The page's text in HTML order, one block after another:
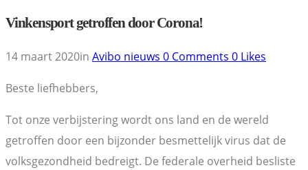
Vinkensport getroffen door Corona!
14 maart 2020in Avibo nieuws 0 Comments 0 Likes
Beste liefhebbers,
Tot onze verbijstering wordt ons land en de wereld
getroffen door een bijzonder besmettelijk virus dat de
volksgezondheid bedreigt. De federale overheid besliste